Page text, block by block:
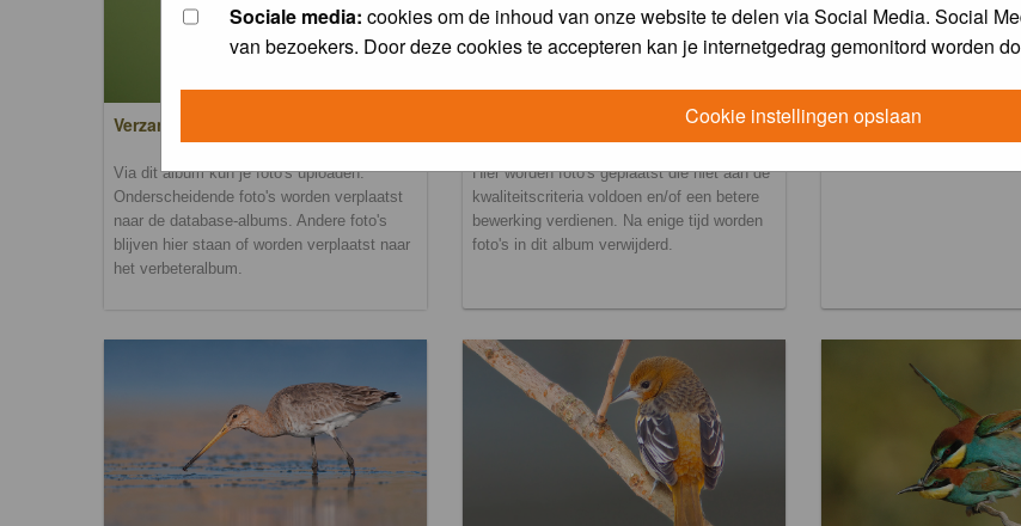
Sociale media: cookies om de inhoud van onze website te delen via Social Media. Social
van bezoekers. Door deze cookies te accepteren kan je internetgedrag gemonitord worden
Cookie instellingen opslaan
Verzamel- en uploadalbum
Via dit album kun je foto's uploaden.
Onderscheidende foto's worden verplaatst
naar de database-albums. Andere foto's
blijven hier staan of worden verplaatst naar
het verbeteralbum.
Hier worden foto's geplaatst die niet aan de
kwaliteitscriteria voldoen en/of een betere
bewerking verdienen. Na enige tijd worden
foto's in dit album verwijderd.